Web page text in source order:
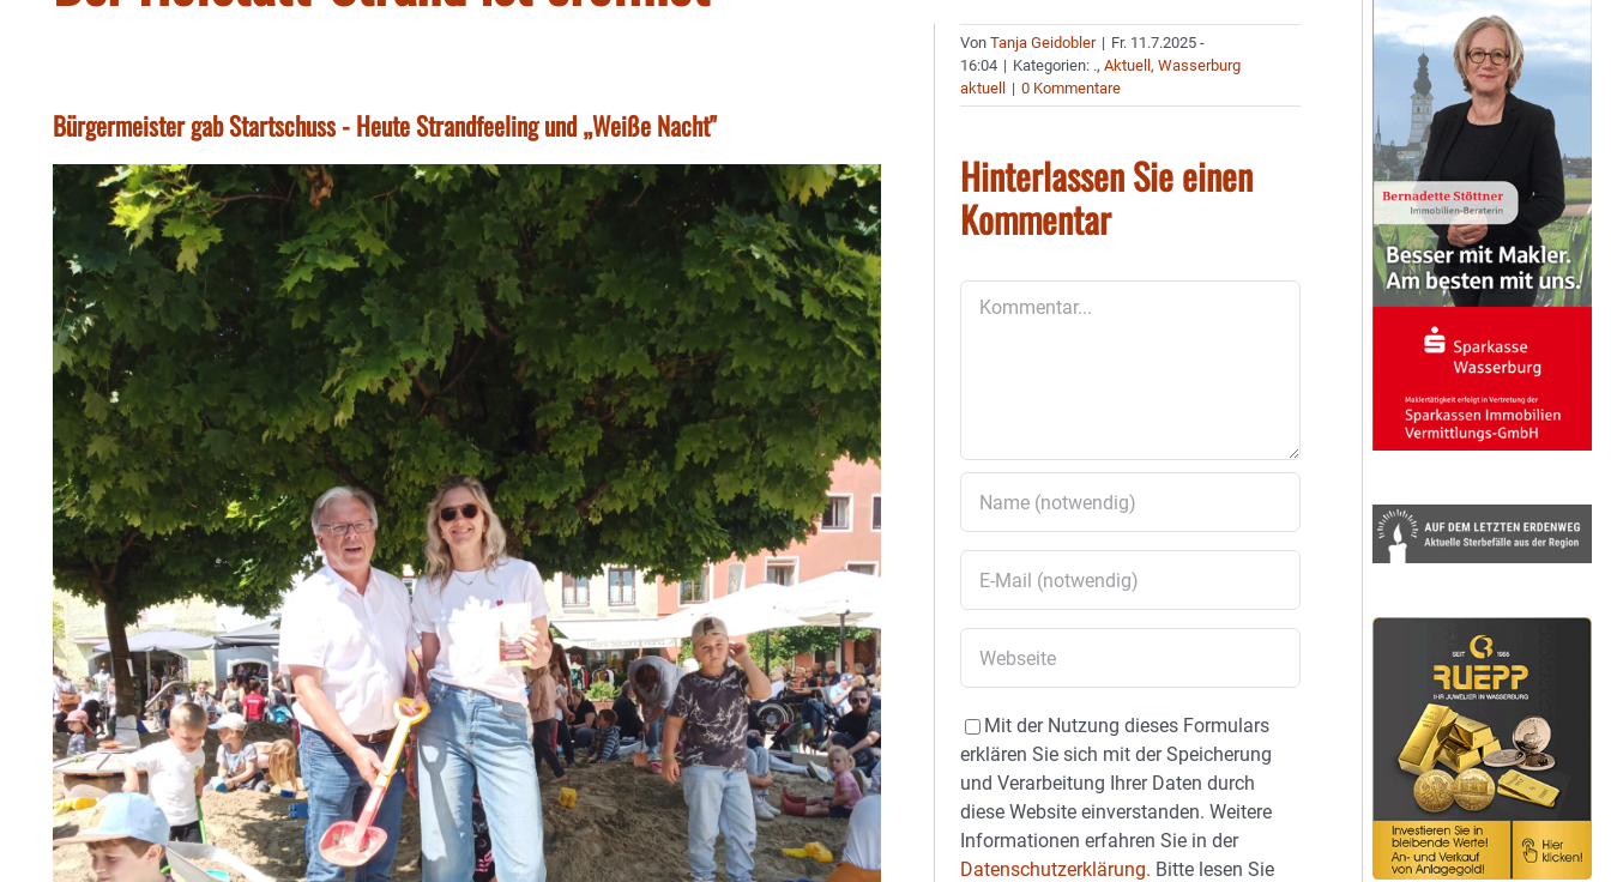
Bürgermeister gab Startschuss - Heute Strandfeeling und „Weiße Nacht"
VonTanja Geidobler | Fr. 11.7.2025 -
16:04 | Kategorien: .,Aktuell,Wasserburg
aktuell
| 0 Kommentare
Hinterlassen Sie einen
Kommentar
Mit der Nutzung dieses Formulars
erklären Sie sich mit der Speicherung
und Verarbeitung Ihrer Daten durch
diese Website einverstanden. Weitere
Informationen erfahren Sie in der
Datenschutzerklärung. Bitte lesen Sie